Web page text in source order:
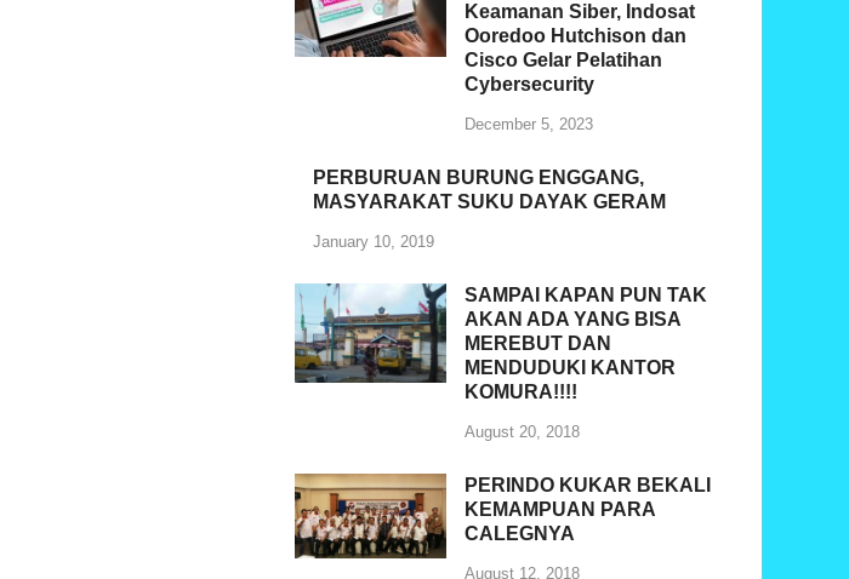
Keamanan Siber, Indosat
Ooredoo Hutchison dan
Cisco Gelar Pelatihan
Cybersecurity
December 5, 2023
PERBURUAN BURUNG ENGGANG,
MASYARAKAT SUKU DAYAK GERAM
January 10, 2019
SAMPAI KAPAN PUN TAK
AKAN ADA YANG BISA
MEREBUT DAN
MENDUDUKI KANTOR
KOMURA!!!!
August 20, 2018
PERINDO KUKAR BEKALI
KEMAMPUAN PARA
CALEGNYA
August 12, 2018